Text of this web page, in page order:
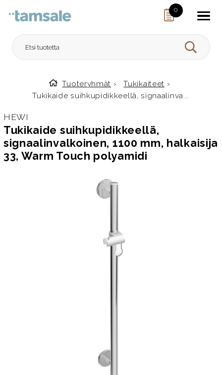
0
HAE
Etusivulle
Tuoteryhmät › Tukikaiteet ›
Tukikaide suihkupidikkeellä, signaalinva...
HEWI
Tukikaide suihkupidikkeellä,
signaalinvalkoinen, 1100 mm, halkaisija
33, Warm Touch polyamidi